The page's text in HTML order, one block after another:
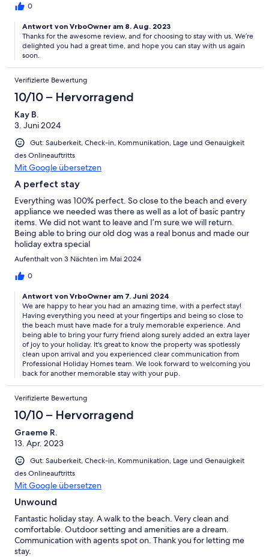
0
Antwort von VrboOwner am 8. Aug. 2023
Thanks for the awesome review, and for choosing to stay with us. We’re
delighted you had a great time, and hope you can stay with us again
soon.
Verifizierte Bewertung
10/10 – Hervorragend
Kay B.
3. Juni 2024
Gut: Sauberkeit, Check-in, Kommunikation, Lage und Genauigkeit
des Onlineauftritts
Mit Google übersetzen
A perfect stay
Everything was 100% perfect. So close to the beach and every
appliance we needed was there as well as a lot of basic pantry
items. We did not want to leave and I’m sure we will return.
Being able to bring our old dog was a real bonus and made our
holiday extra special
Aufenthalt von 3 Nächten im Mai 2024
0
Antwort von VrboOwner am 7. Juni 2024
We are happy to hear you had an amazing time, with a perfect stay!
Having everything you need at your fingertips and being so close to
the beach must have made for a truly memorable experience. And
being able to bring your furry friend along surely added an extra layer
of joy to your holiday. It's great to know the property was spotlessly
clean upon arrival and you experienced clear communication from
Professional Holiday Homes team. We look forward to welcoming you
back for another memorable stay with your pup.
Verifizierte Bewertung
10/10 – Hervorragend
Graeme R.
13. Apr. 2023
Gut: Sauberkeit, Check-in, Kommunikation, Lage und Genauigkeit
des Onlineauftritts
Mit Google übersetzen
Unwound
Fantastic holiday stay. A walk to the beach. Very clean and
comfortable. Outdoor setting and amenities are a dream.
Communication with agents spot on. Thank you for letting me
stay.